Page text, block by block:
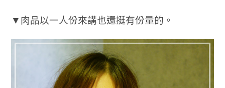
▼肉品以一人份來講也還挺有份量的。